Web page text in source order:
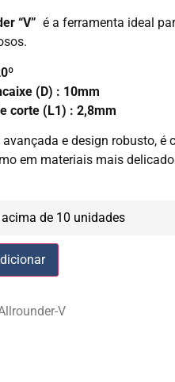
“V” é a ferramenta ideal
(D) : 10mm
corte (L1) : 2,8mm
e design robusto, é
em materiais mais
de 10 unidades
V